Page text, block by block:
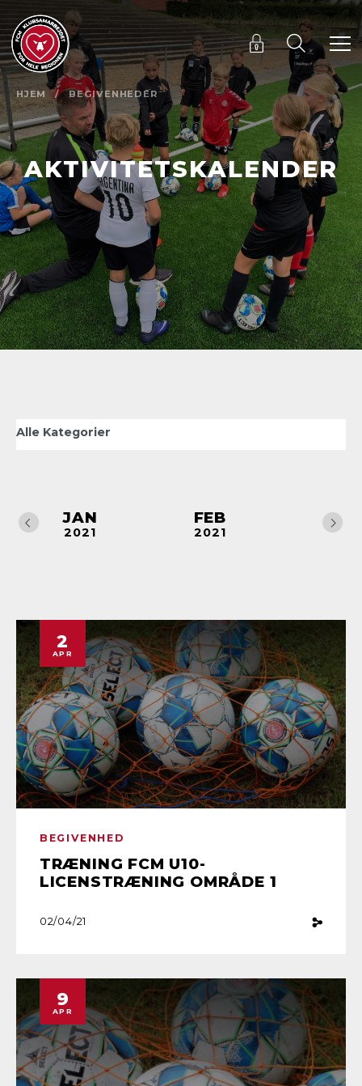
HJEM / BEGIVENHEDER
AKTIVITETSKALENDER
JAN
2021
FEB
2021
MAR
2021
2
APR
BEGIVENHED
TRÆNING FCM U10-
LICENSTRÆNING OMRÅDE 1
02/04/21
9
APR